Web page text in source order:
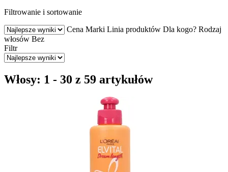
Filtrowanie i sortowanie
Cena Marki Linia produktów Dla kogo? Rodzaj
włosów Bez
Filtr
Włosy: 1 - 30 z 59 artykułów